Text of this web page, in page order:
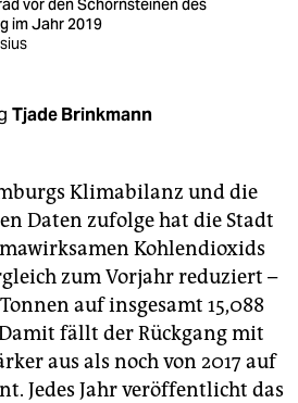
vor den Schornsteinen des
im Jahr 2019
Tjade Brinkmann
Klimabilanz und die
Daten zufolge hat die Stadt
Kohlendioxids
zum Vorjahr reduziert –
auf insgesamt 15,088
fällt der Rückgang mit
aus als noch von 2017 auf
Jedes Jahr veröffentlicht das